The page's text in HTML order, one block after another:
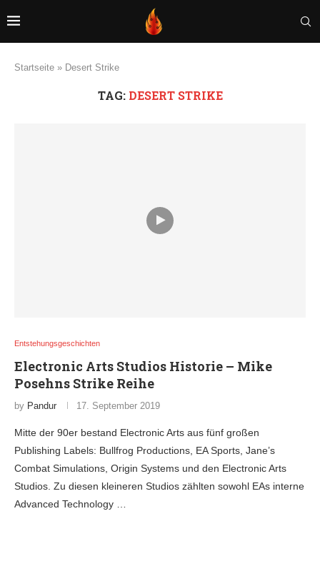
Startseite » Desert Strike
TAG: DESERT STRIKE
Entstehungsgeschichten
Electronic Arts Studios Historie – Mike
Posehns Strike Reihe
by Pandur 17. September 2019
Mitte der 90er bestand Electronic Arts aus fünf großen
Publishing Labels: Bullfrog Productions, EA Sports, Jane’s
Combat Simulations, Origin Systems und den Electronic Arts
Studios. Zu diesen kleineren Studios zählten sowohl EAs interne
Advanced Technology …